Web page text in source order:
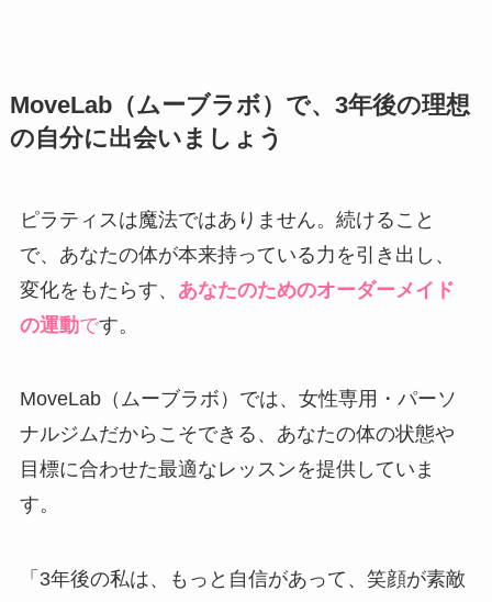
MoveLab（ムーブラボ）で、3年後の理想
の自分に出会いましょう
ピラティスは魔法ではありません。続けること
で、あなたの体が本来持っている力を引き出し、
変化をもたらす、 あなたのためのオーダーメイド
の運動です。
MoveLab（ムーブラボ）では、女性専用・パーソ
ナルジムだからこそできる、あなたの体の状態や
目標に合わせた最適なレッスンを提供していま
す。
「3年後の私は、もっと自信があって、笑顔が素敵